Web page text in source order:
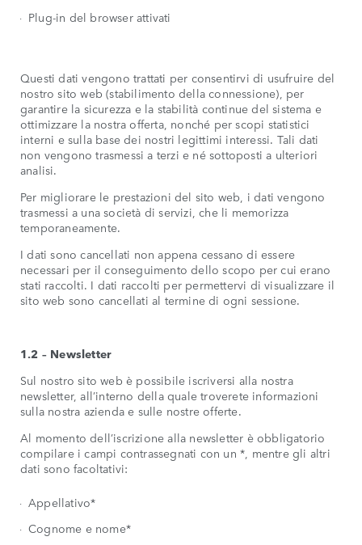
Plug-in del browser attivati
Questi dati vengono trattati per consentirvi di usufruire del
nostro sito web (stabilimento della connessione), per
garantire la sicurezza e la stabilità continue del sistema e
ottimizzare la nostra offerta, nonché per scopi statistici
interni e sulla base dei nostri legittimi interessi. Tali dati
non vengono trasmessi a terzi e né sottoposti a ulteriori
analisi.
Per migliorare le prestazioni del sito web, i dati vengono
trasmessi a una società di servizi, che li memorizza
temporaneamente.
I dati sono cancellati non appena cessano di essere
necessari per il conseguimento dello scopo per cui erano
stati raccolti. I dati raccolti per permettervi di visualizzare il
sito web sono cancellati al termine di ogni sessione.
1.2 – Newsletter
Sul nostro sito web è possibile iscriversi alla nostra
newsletter, all’interno della quale troverete informazioni
sulla nostra azienda e sulle nostre offerte.
Al momento dell’iscrizione alla newsletter è obbligatorio
compilare i campi contrassegnati con un *, mentre gli altri
dati sono facoltativi:
Appellativo*
Cognome e nome*